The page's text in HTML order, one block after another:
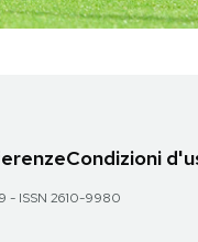
Condizioni
- ISSN 2610-9980